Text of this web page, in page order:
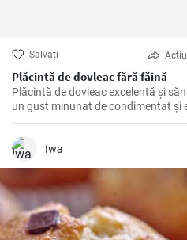
Salvați
Plăcintă de dovleac fără făină
Plăcintă de dovleac excelentă și
un gust minunat de condimentat și
de toamnă.
Iwa